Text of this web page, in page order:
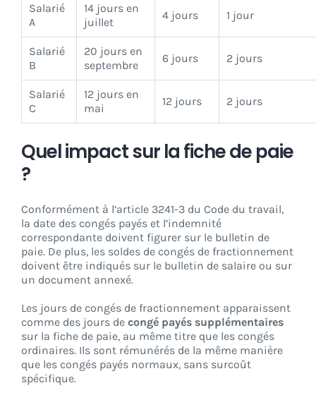
Salarié
A
14 jours en
juillet
4 jours 1 jour
Salarié
B
20 jours en
septembre
6 jours 2 jours
Salarié
C
12 jours en
mai
12 jours 2 jours
Quel impact sur la fiche de paie
?
Conformément à l’article 3241-3 du Code du travail,
la date des congés payés et l’indemnité
correspondante doivent figurer sur le bulletin de
paie. De plus, les soldes de congés de fractionnement
doivent être indiqués sur le bulletin de salaire ou sur
un document annexé.
Les jours de congés de fractionnement apparaissent
comme des jours de congé payés supplémentaires
sur la fiche de paie, au même titre que les congés
ordinaires. Ils sont rémunérés de la même manière
que les congés payés normaux, sans surcoût
spécifique.